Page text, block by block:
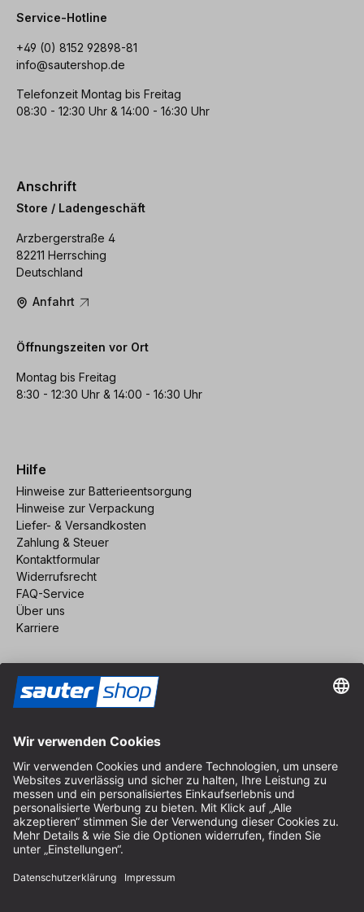
Service-Hotline
+49 (0) 8152 92898-81
info@sautershop.de
Telefonzeit Montag bis Freitag
08:30 - 12:30 Uhr & 14:00 - 16:30 Uhr
Anschrift
Store / Ladengeschäft
Arzbergerstraße 4
82211 Herrsching
Deutschland
Anfahrt
Öffnungszeiten vor Ort
Montag bis Freitag
8:30 - 12:30 Uhr & 14:00 - 16:30 Uhr
Hilfe
Hinweise zur Batterieentsorgung
Hinweise zur Verpackung
Liefer- & Versandkosten
Zahlung & Steuer
Kontaktformular
Widerrufsrecht
FAQ-Service
Über uns
Karriere
Impressum
AGB
Datenschutz
Cookie-Einstellungen
© 2026 sauter GmbH